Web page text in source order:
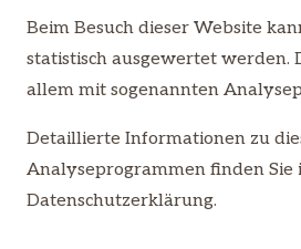
Beim Besuch dieser Website
statistisch ausgewertet werden.
allem mit sogenannten
Detaillierte Informationen zu
Analyseprogrammen finden Sie
Datenschutzerklärung.